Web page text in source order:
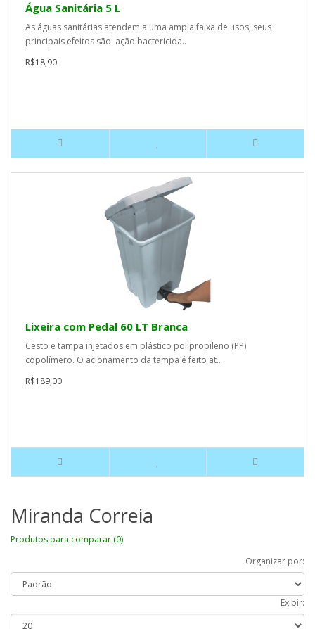
Água Sanitária 5 L
As águas sanitárias atendem a uma ampla faixa de usos, seus
principais efeitos são: ação bactericida..
R$18,90
Lixeira com Pedal 60 LT Branca
Cesto e tampa injetados em plástico polipropileno (PP)
copolímero. O acionamento da tampa é feito at..
R$189,00
Miranda Correia
Produtos para comparar (0)
Organizar por:
Exibir: